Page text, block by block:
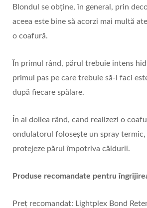
Blondul se obţine, în general, prin
aceea este bine să acorzi mai multă
o coafură.
În primul rând, părul trebuie intens
primul pas pe care trebuie să-l faci
după fiecare spălare.
În al doilea rând, cand realizezi o
ondulatorul foloseşte un spray termic,
protejeze părul împotriva căldurii.
Produse recomandate pentru
Preț recomandat: Lightplex Bond